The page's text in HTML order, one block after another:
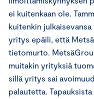
ei kuitenkaan ole.
kuitenkin
yritys epäili, että
tietomurto.
muitakin yrityksiä
sillä yritys sai
palautetta.